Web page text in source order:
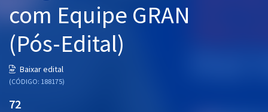
Blog
Aprovados
Atendimento
com Equipe GRAN
(Pós-Edital)
Baixar edital
(CÓDIGO: 188175)
72